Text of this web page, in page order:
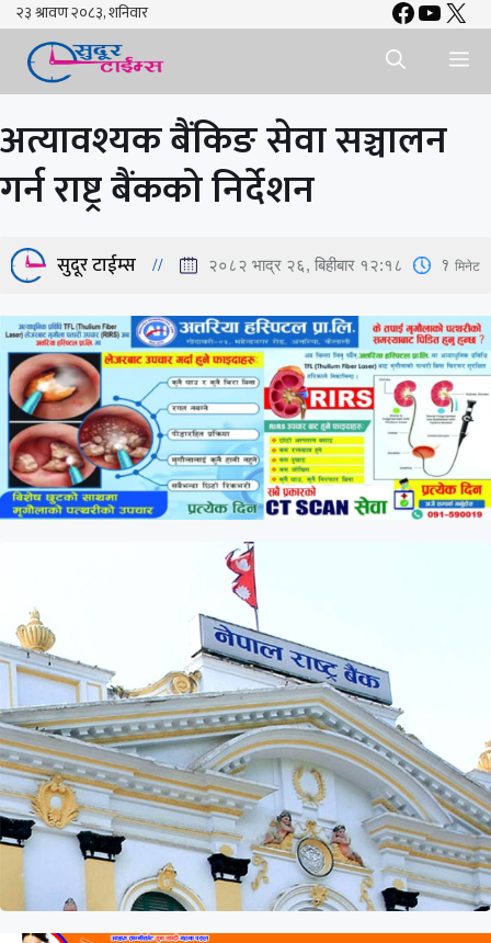
Skip
content
X
अत्यावश्यक बैंकिङ सेवा सञ्चालन
गर्न राष्ट्र बैंकको निर्देशन
सुदूर टाईम्स २०८२ भाद्र २६, बिहीबार १२:१८ 1 मिनेट